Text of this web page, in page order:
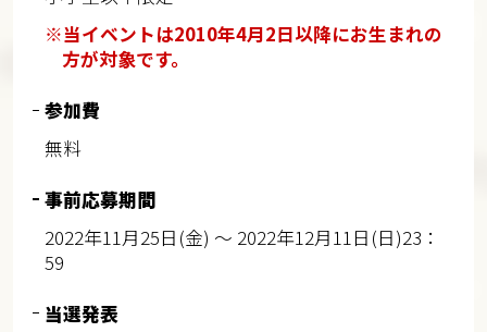
※当イベントは2010年4月2日以降にお生まれの
方が対象です。
参加費
無料
事前応募期間
2022年11月25日(金) ～ 2022年12月11日(日)23：
59
当選発表